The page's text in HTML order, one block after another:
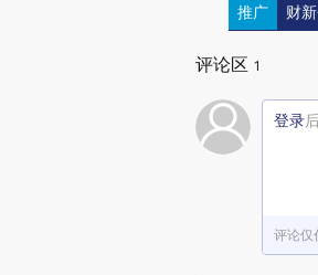
推广 财
评论区 1
登录
评论仅